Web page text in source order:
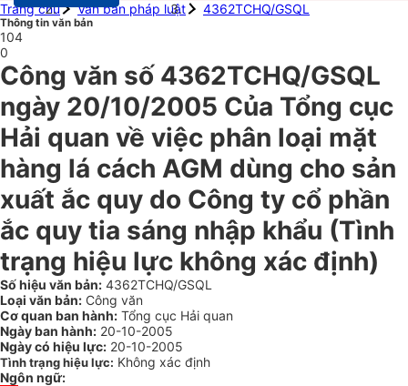
Trang chủ
Văn bản pháp luật 4362TCHQ/GSQL
Thông tin văn bản
104
0
Công văn số 4362TCHQ/GSQL
ngày 20/10/2005 Của Tổng cục
Hải quan về việc phân loại mặt
hàng lá cách AGM dùng cho sản
xuất ắc quy do Công ty cổ phần
ắc quy tia sáng nhập khẩu (Tình
trạng hiệu lực không xác định)
Số hiệu văn bản: 4362TCHQ/GSQL
Loại văn bản: Công văn
Cơ quan ban hành: Tổng cục Hải quan
Ngày ban hành: 20-10-2005
Ngày có hiệu lực: 20-10-2005
Tình trạng hiệu lực: Không xác định
Ngôn ngữ: